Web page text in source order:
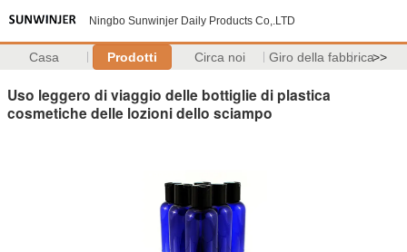
Ningbo Sunwinjer Daily Products Co,.LTD
Casa Prodotti Circa noi Giro della fabbrica>>
Uso leggero di viaggio delle bottiglie di plastica
cosmetiche delle lozioni dello sciampo